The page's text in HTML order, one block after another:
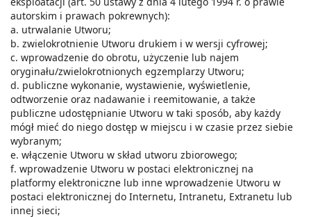
autorskim i prawach pokrewnych):
a. utrwalanie Utworu;
b. zwielokrotnienie Utworu drukiem i w wersji cyfrowej;
c. wprowadzenie do obrotu, użyczenie lub najem
oryginału/zwielokrotnionych egzemplarzy Utworu;
d. publiczne wykonanie, wystawienie, wyświetlenie,
odtworzenie oraz nadawanie i reemitowanie, a także
publiczne udostępnianie Utworu w taki sposób, aby każdy
mógł mieć do niego dostęp w miejscu i w czasie przez siebie
wybranym;
e. włączenie Utworu w skład utworu zbiorowego;
f. wprowadzenie Utworu w postaci elektronicznej na
platformy elektroniczne lub inne wprowadzenie Utworu w
postaci elektronicznej do Internetu, Intranetu, Extranetu lub
innej sieci;